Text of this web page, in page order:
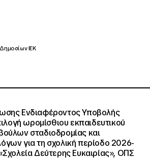
ΙΕΚ
Ενδιαφέροντος Υποβολής
ωρομίσθιου εκπαιδευτικού
σταδιοδρομίας και
για τη σχολική περίοδο 2026-
Δεύτερης Ευκαιρίας», ΟΠΣ